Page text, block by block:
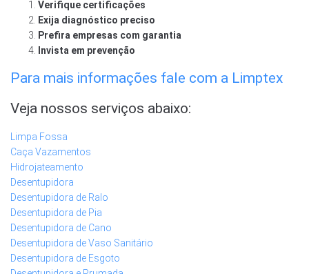
Verifique certificações
Exija diagnóstico preciso
Prefira empresas com garantia
Invista em prevenção
Para mais informações fale com a Limptex
Veja nossos serviços abaixo:
Limpa Fossa
Caça Vazamentos
Hidrojateamento
Desentupidora
Desentupidora de Ralo
Desentupidora de Pia
Desentupidora de Cano
Desentupidora de Vaso Sanitário
Desentupidora de Esgoto